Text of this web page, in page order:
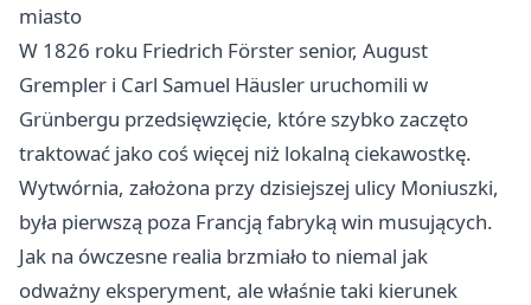
miasto
W 1826 roku Friedrich Förster senior, August
Grempler i Carl Samuel Häusler uruchomili w
Grünbergu przedsięwzięcie, które szybko zaczęto
traktować jako coś więcej niż lokalną ciekawostkę.
Wytwórnia, założona przy dzisiejszej ulicy Moniuszki,
była pierwszą poza Francją fabryką win musujących.
Jak na ówczesne realia brzmiało to niemal jak
odważny eksperyment, ale właśnie taki kierunek